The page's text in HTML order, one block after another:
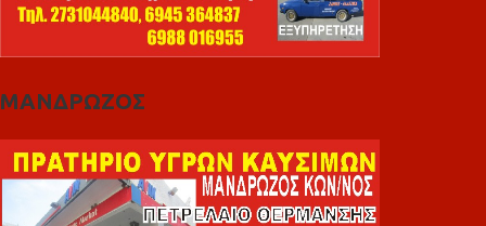
ΜΑΝΔΡΩΖΟΣ